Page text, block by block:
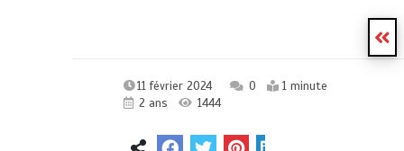
11 février 2024 0
1 minute
2 ans
1444